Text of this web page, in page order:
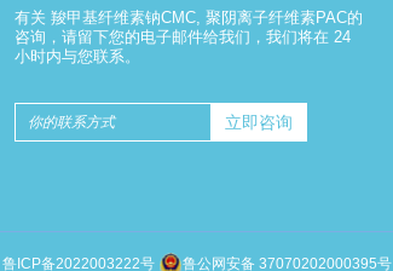
有关 羧甲基纤维素钠CMC, 聚阴离子纤维素PAC的
咨询，请留下您的电子邮件给我们，我们将在 24
小时内与您联系。
羧甲基纤维素钠的使用方法
2022-08-01
鲁ICP备2022003222号 鲁公网安备 37070202000395号